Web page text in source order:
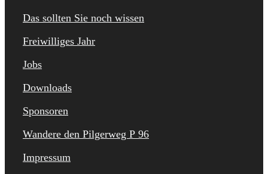
Das sollten Sie noch wissen
Freiwilliges Jahr
Jobs
Downloads
Sponsoren
Wandere den Pilgerweg P 96
Impressum